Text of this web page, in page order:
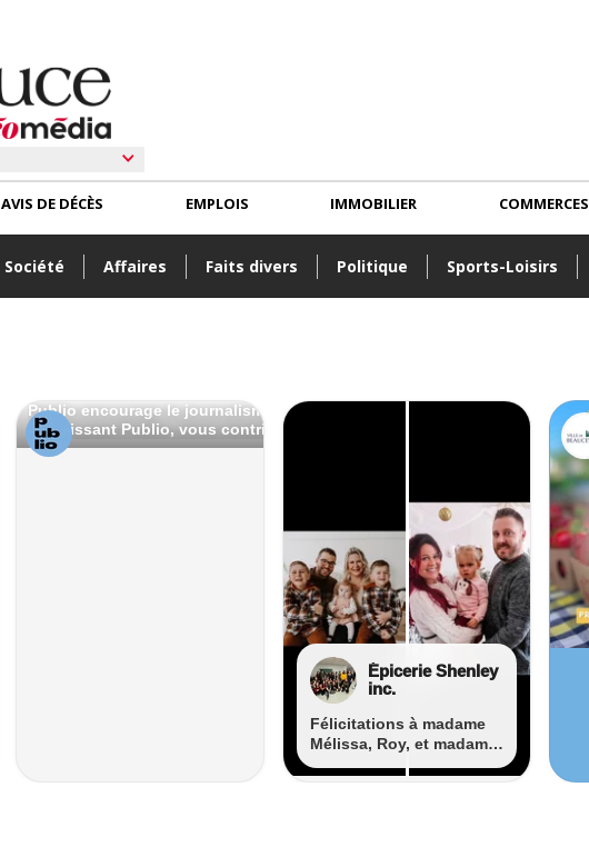
Société Affaires Faits divers Politique Sports-Loisirs
AVIS DE DÉCÈS EMPLOIS IMMOBILIER COMMERCES